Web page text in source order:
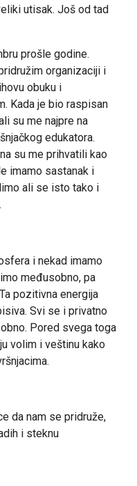
utisak. Još od tad
prošle godine.
organizaciji i
obuku i
Kada je bio raspisan
su me najpre na
edukatora.
su me prihvatili kao
imamo sastanak i
ali se isto tako i
i nekad imamo
međusobno, pa
pozitivna energija
Svi se i privatno
Pored svega toga
volim i veštinu kako
da nam se pridruže,
i steknu